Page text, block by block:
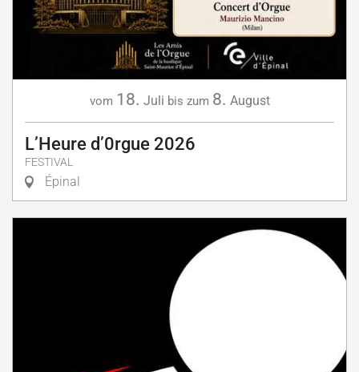
vom 18. Juli bis zum 8. August
L’Heure d’0rgue 2026
FESTIVAL
Épinal